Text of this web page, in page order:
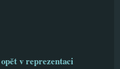
v reprezentaci